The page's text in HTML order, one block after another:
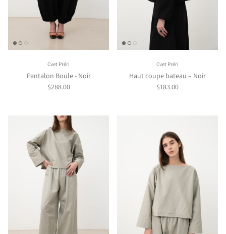
Cvet Préri
Pantalon Boule - Noir
$288.00
Cvet Préri
Haut coupe bateau – Noir
$183.00